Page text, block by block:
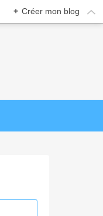
+ Créer mon blog